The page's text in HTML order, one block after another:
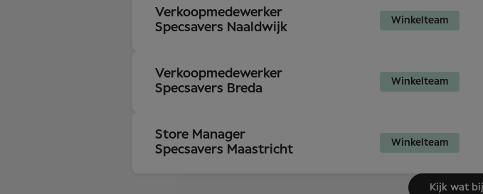
Verkoopmedewerker
Specsavers Naaldwijk
Winkelteam
Verkoopmedewerker
Specsavers Breda
Winkelteam
Store Manager
Specsavers Maastricht
Winkelteam
Kijk wat